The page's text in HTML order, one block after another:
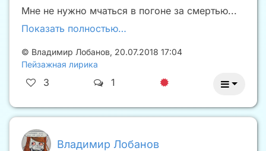
Мне не нужно мчаться в погоне за смертью...
Показать полностью…
© Владимир Лобанов, 20.07.2018 17:04
Пейзажная лирика
3 1
Владимир Лобанов